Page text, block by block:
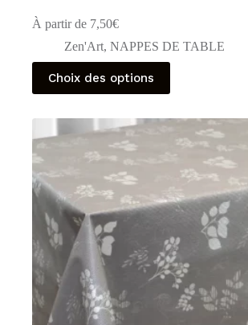
À partir de 7,50€
Zen'Art, NAPPES DE TABLE
Choix des options
Ce
produit
a
Les
options
peuvent
être
choisies
sur
page
du
produit